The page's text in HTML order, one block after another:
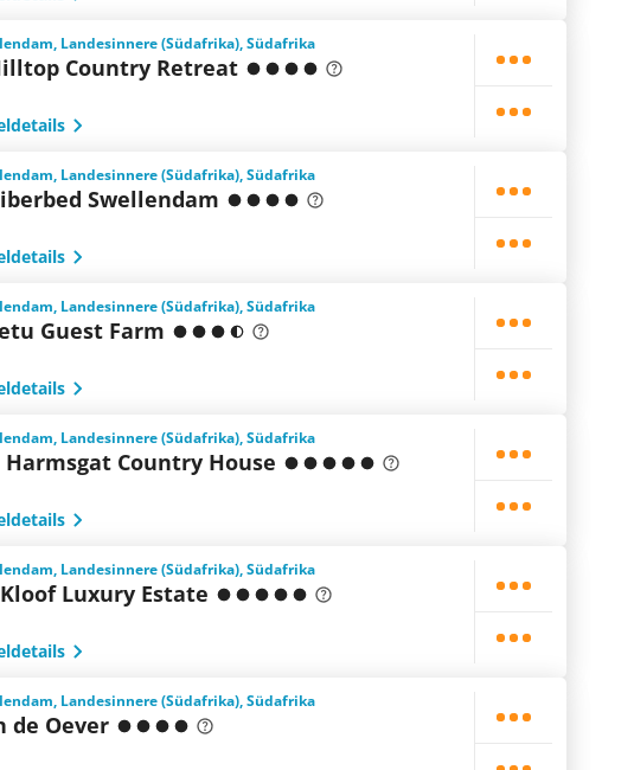
Landesinnere (Südafrika), Südafrika
Country Retreat
Landesinnere (Südafrika), Südafrika
Swellendam
Landesinnere (Südafrika), Südafrika
Guest Farm
Landesinnere (Südafrika), Südafrika
Harmsgat Country House
Landesinnere (Südafrika), Südafrika
Luxury Estate
Landesinnere (Südafrika), Südafrika
de Oever